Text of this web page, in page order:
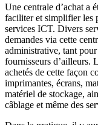
Une centrale d’achat a
faciliter et simplifier les
services ICT. Divers
demandes via cette
administrative, tant
fournisseurs d’ailleurs.
achetés de cette façon
imprimantes, écrans,
matériel de stockage,
câblage et même des